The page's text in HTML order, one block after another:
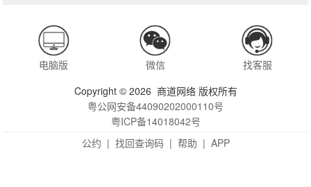
电脑版 微信
找客服
Copyright © 2026 商道网络 版权所有
粤公网安备44090202000110号
粤ICP备14018042号
公约 | 找回查询码 | 帮助 | APP